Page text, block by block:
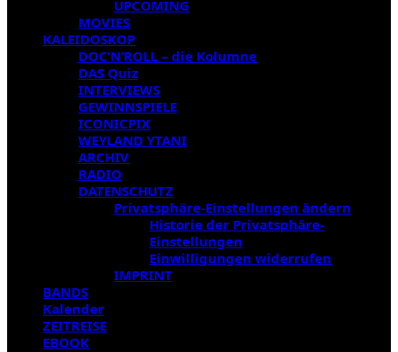
UPCOMING
MOVIES
KALEIDOSKOP
DOC’N’ROLL – die Kolumne
DAS Quiz
INTERVIEWS
GEWINNSPIELE
ICONICPIX
WEYLAND YTANI
ARCHIV
RADIO
DATENSCHUTZ
Privatsphäre-Einstellungen ändern
Historie der Privatsphäre-
Einstellungen
Einwilligungen widerrufen
IMPRINT
BANDS
Kalender
ZEITREISE
EBOOK